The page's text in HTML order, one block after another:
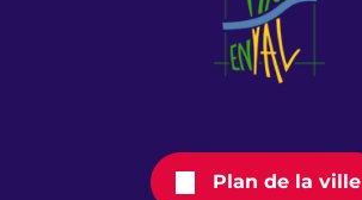
Plan de la ville